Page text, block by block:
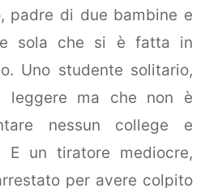
padre di due bambine e
sola che si è fatta in
Uno studente solitario,
leggere ma che non è
nessun college e
E un tiratore mediocre,
per avere colpito